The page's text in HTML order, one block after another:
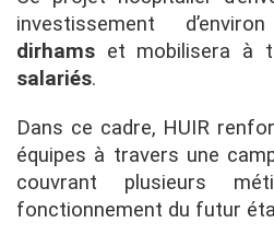
investissement
dirhams et mobilisera à
salariés.
Dans ce cadre, HUIR
équipes à travers une
couvrant plusieurs
fonctionnement du futur